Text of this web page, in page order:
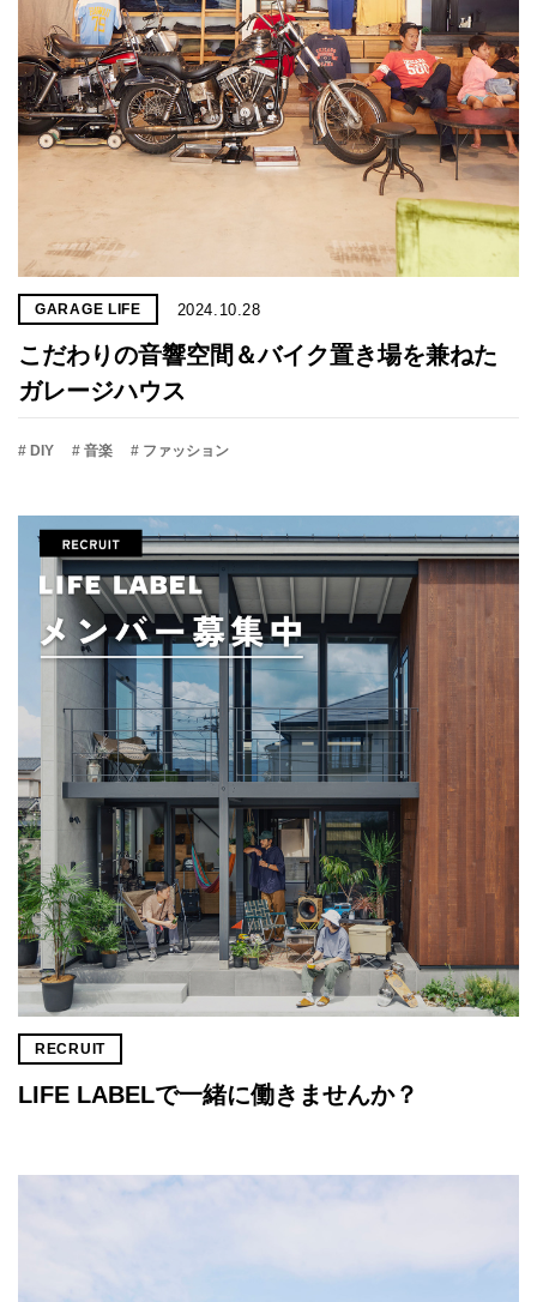
GARAGE LIFE 2024.10.28
こだわりの音響空間＆バイク置き場を兼ねた
ガレージハウス
# DIY # 音楽 # ファッション
RECRUIT
LIFE LABELで一緒に働きませんか？